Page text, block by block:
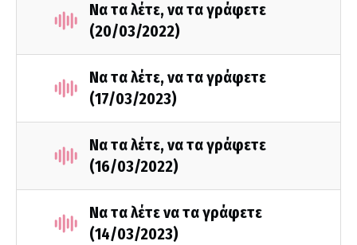
Να τα λέτε, να τα γράφετε
(20/03/2022)
Να τα λέτε, να τα γράφετε
(17/03/2023)
Να τα λέτε, να τα γράφετε
(16/03/2022)
Να τα λέτε να τα γράφετε
(14/03/2023)